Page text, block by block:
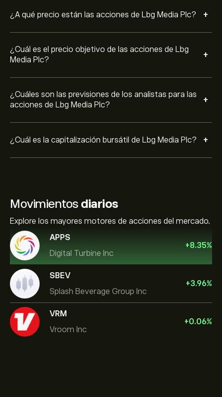
¿A qué precio están las acciones de Lbg Media Plc? +
¿Cuál es el precio objetivo de las acciones de Lbg
Media Plc?
+
¿Cuáles son las previsiones de los analistas para las
acciones de Lbg Media Plc?
+
¿Cuál es la capitalización bursátil de Lbg Media Plc? +
Movimientos diarios
Explore los mayores motores de acciones del mercado.
APPS
Digital Turbine Inc
+8.35%
SBEV
Splash Beverage Group Inc
+3.96%
VRM
Vroom Inc
+0.06%